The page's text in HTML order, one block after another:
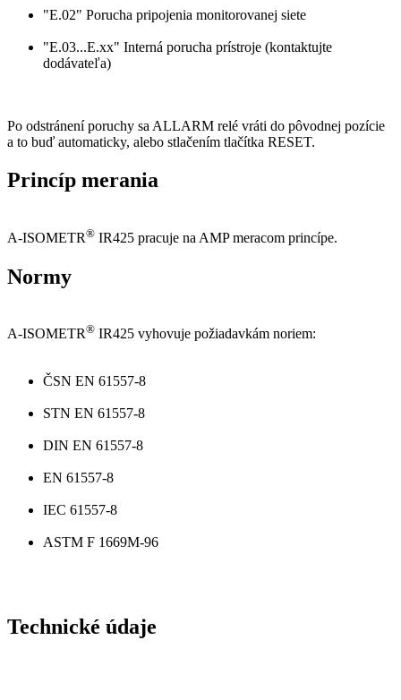
"E.02" Porucha pripojenia monitorovanej siete
"E.03...E.xx" Interná porucha prístroje (kontaktujte
dodávateľa)
Po odstránení poruchy sa ALLARM relé vráti do pôvodnej pozície
a to buď automaticky, alebo stlačením tlačítka RESET.
Princíp merania
A-ISOMETR® IR425 pracuje na AMP meracom princípe.
Normy
A-ISOMETR® IR425 vyhovuje požiadavkám noriem:
ČSN EN 61557-8
STN EN 61557-8
DIN EN 61557-8
EN 61557-8
IEC 61557-8
ASTM F 1669M-96
Technické údaje